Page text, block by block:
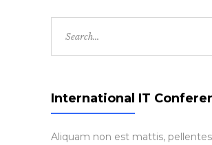
International IT
Aliquam non est mattis,